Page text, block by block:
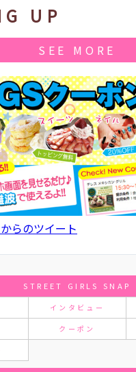
UP
SEE MORE
らのツイート
STREET GIRLS SNAP
インタビュー
クーポン